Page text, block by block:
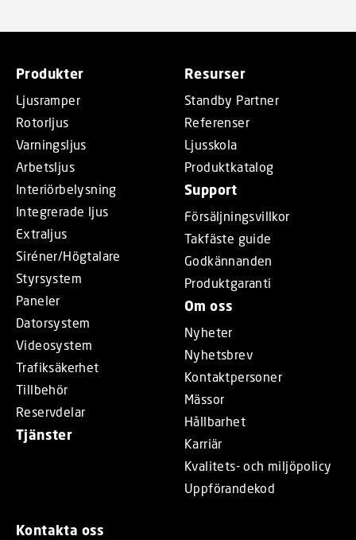
Produkter
Ljusramper
Rotorljus
Varningsljus
Arbetsljus
Interiörbelysning
Integrerade ljus
Extraljus
Siréner/Högtalare
Styrsystem
Paneler
Datorsystem
Videosystem
Trafiksäkerhet
Tillbehör
Reservdelar
Tjänster
Resurser
Standby Partner
Referenser
Ljusskola
Produktkatalog
Support
Försäljningsvillkor
Takfäste guide
Godkännanden
Produktgaranti
Om oss
Nyheter
Nyhetsbrev
Kontaktpersoner
Mässor
Hållbarhet
Karriär
Kvalitets- och miljöpolicy
Uppförandekod
Kontakta oss